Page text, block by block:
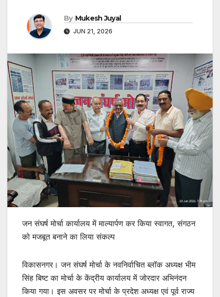
By Mukesh Juyal
JUN 21, 2026
जन संघर्ष मोर्चा कार्यालय में माल्यार्पण कर किया स्वागत, संगठन
को मजबूत बनाने का लिया संकल्प
विकासनगर। जन संघर्ष मोर्चा के नवनिर्वाचित ब्लॉक अध्यक्ष भीम
सिंह बिष्ट का मोर्चा के केंद्रीय कार्यालय में जोरदार अभिनंदन
किया गया। इस अवसर पर मोर्चा के प्रदेश अध्यक्ष एवं पूर्व राज्य